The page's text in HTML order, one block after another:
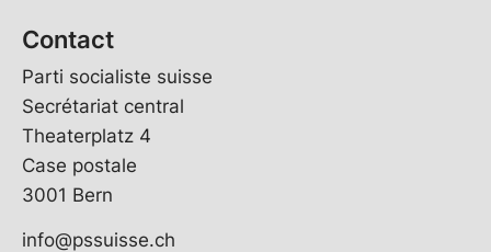
Contact
Parti socialiste suisse
Secrétariat central
Theaterplatz 4
Case postale
3001 Bern
info@pssuisse.ch